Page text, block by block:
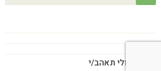
בנוסף אולי תאהב/י